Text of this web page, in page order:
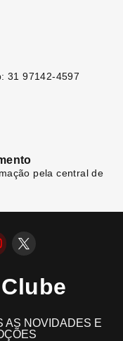
31 97142-4597
pela central de
AS NOVIDADES E